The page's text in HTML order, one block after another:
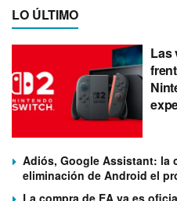
LO ÚLTIMO
Las
Adiós, Google Assistant: la
eliminación de Android el